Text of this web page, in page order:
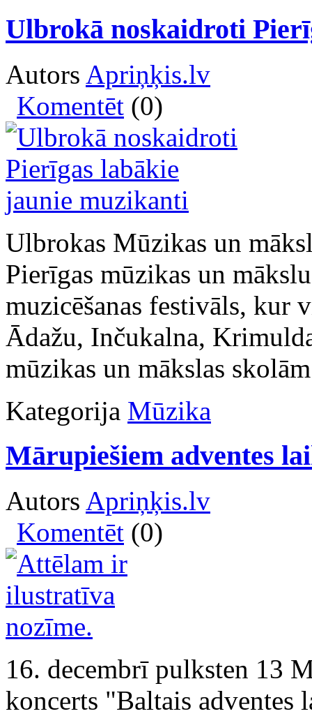
Ulbrokā noskaidroti
Autors Apriņķis.lv
Komentēt (0)
Ulbrokas Mūzikas un
Pierīgas mūzikas un
muzicēšanas festivāls, kur
Ādažu, Inčukalna,
mūzikas un mākslas
Kategorija Mūzika
Mārupiešiem adventes
Autors Apriņķis.lv
Komentēt (0)
16. decembrī pulksten 13
koncerts "Baltais adventes